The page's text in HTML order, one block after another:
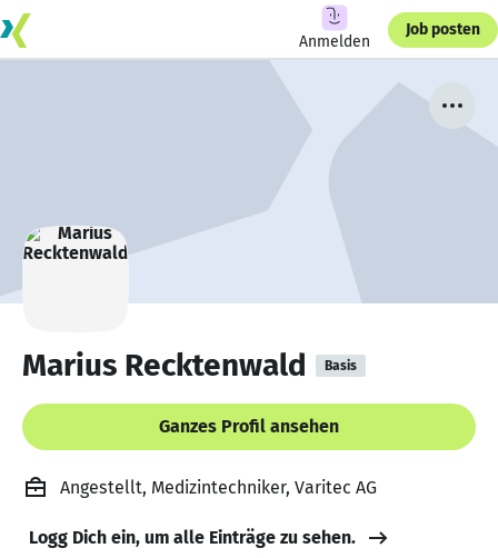
Anmelden
Job posten
Marius Recktenwald Basis
Ganzes Profil ansehen
Angestellt, Medizintechniker, Varitec AG
Logg Dich ein, um alle Einträge zu sehen.